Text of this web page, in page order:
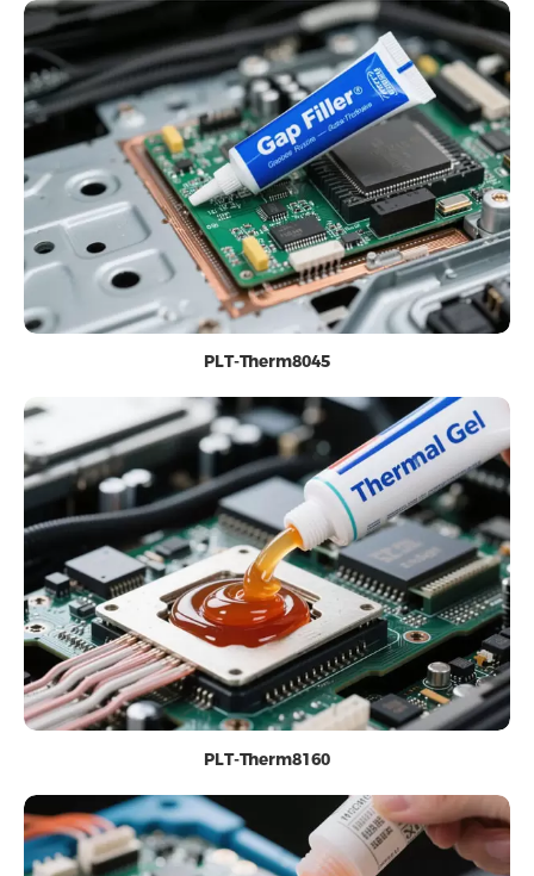
PLT-Therm8045
PLT-Therm8160